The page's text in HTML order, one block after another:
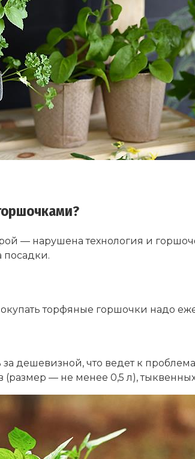
— нарушена технология и
посадки.
торфяные горшочки надо
дешевизной, что ведет к
— не менее 0,5 л),